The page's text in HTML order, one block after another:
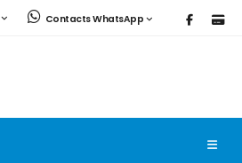
Contacts WhatsApp